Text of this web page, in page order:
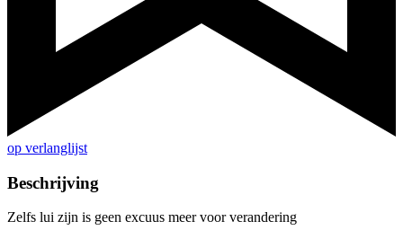
op verlanglijst
Beschrijving
Zelfs lui zijn is geen excuus meer voor verandering